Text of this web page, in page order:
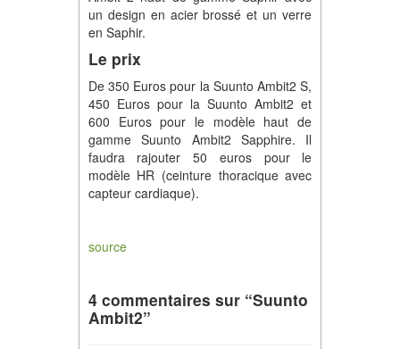
un design en acier brossé et un verre
en Saphir.
Le prix
De 350 Euros pour la Suunto Ambit2 S,
450 Euros pour la Suunto Ambit2 et
600 Euros pour le modèle haut de
gamme Suunto Ambit2 Sapphire. Il
faudra rajouter 50 euros pour le
modèle HR (ceinture thoracique avec
capteur cardiaque).
source
4 commentaires sur “Suunto
Ambit2”